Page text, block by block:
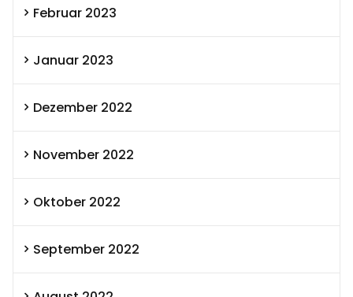
Februar 2023
Januar 2023
Dezember 2022
November 2022
Oktober 2022
September 2022